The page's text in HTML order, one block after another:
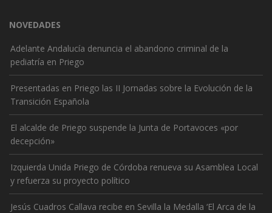
NOVEDADES
Adelante Andalucía denuncia el abandono criminal de la
pediatría en Priego
Presentadas en Priego las II Jornadas sobre la Evolución de la
Transición Española
El alcalde de Priego suspende la Junta de Portavoces «por
decepción»
Izquierda Unida Priego de Córdoba renueva su Asamblea Local
y refuerza su proyecto político
Jesús Cuadros Callava recibe en Sevilla la Medalla ‘El Arca de la